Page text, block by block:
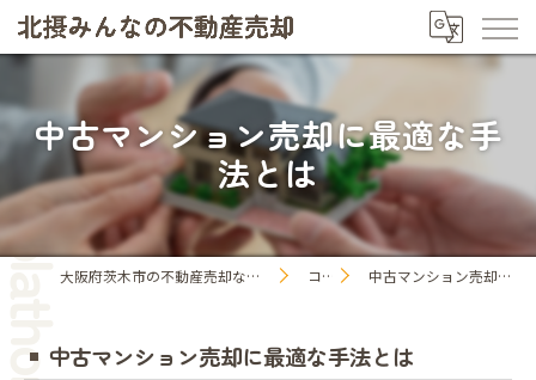
中古マンション売却に最適な手
法とは
大阪府茨木市の不動産売却なら株式会社プラットホーム コラム 中古マンション売却に最適な手法とは
中古マンション売却に最適な手法とは